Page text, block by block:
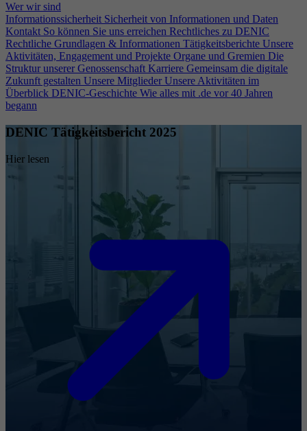
Wer wir sind
Informationssicherheit Sicherheit von Informationen und Daten
Kontakt So können Sie uns erreichen Rechtliches zu DENIC
Rechtliche Grundlagen & Informationen Tätigkeitsberichte Unsere
Aktivitäten, Engagement und Projekte Organe und Gremien Die
Struktur unserer Genossenschaft Karriere Gemeinsam die digitale
Zukunft gestalten Unsere Mitglieder Unsere Aktivitäten im
Überblick DENIC-Geschichte Wie alles mit .de vor 40 Jahren
begann
DENIC Tätigkeitsbericht 2025
Hier lesen